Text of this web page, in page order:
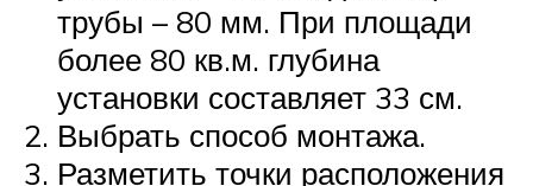
трубы – 80 мм. При площади
более 80 кв.м. глубина
установки составляет 33 см.
Выбрать способ монтажа.
Разметить точки расположения